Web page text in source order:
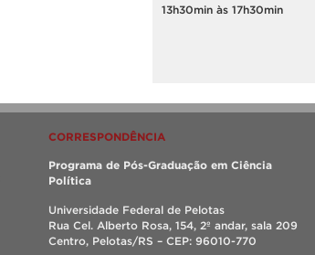
13h30min às 17h30min
CORRESPONDÊNCIA
Programa de Pós-Graduação em Ciência
Política
Universidade Federal de Pelotas
Rua Cel. Alberto Rosa, 154, 2º andar, sala 209
Centro, Pelotas/RS – CEP: 96010-770